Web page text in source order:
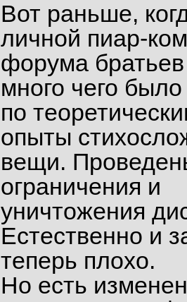
Вот раньше,
личной пиар-
форума братьев
много чего
по
опыты
вещи.
ограничения и
уничтожения
Естественно и
теперь плохо.
Но есть